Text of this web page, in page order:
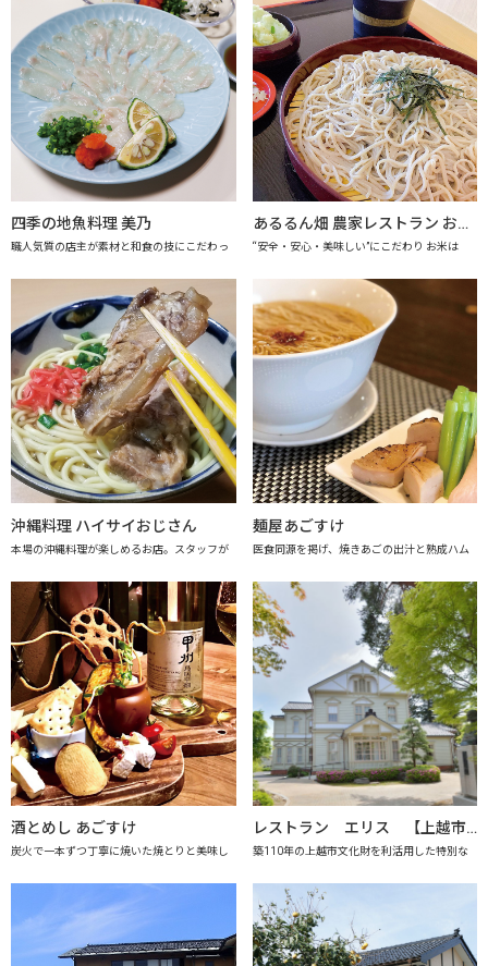
四季の地魚料理 美乃
職人気質の店主が素材と和食の技にこだわっ
あるるん畑 農家レストラン おかげさま 【上越市地産地消推進の店認定店】
“安全・安心・美味しい”にこだわり お米は
沖縄料理 ハイサイおじさん
本場の沖縄料理が楽しめるお店。スタッフが
麺屋あごすけ
医食同源を掲げ、焼きあごの出汁と熟成ハム
酒とめし あごすけ
炭火で一本ずつ丁寧に焼いた焼とりと美味し
レストラン エリス 【上越市地産地消推進の店認定店】
築110年の上越市文化財を利活用した特別な